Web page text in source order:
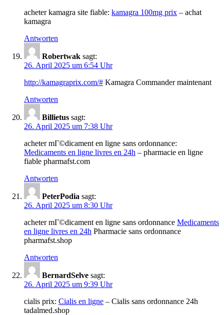
acheter kamagra site fiable: kamagra 100mg prix – achat
kamagra
Antworten
Robertwak sagt:
26. April 2025 um 6:54 Uhr
http://kamagraprix.com/# Kamagra Commander maintenant
Antworten
Billietus sagt:
26. April 2025 um 7:38 Uhr
acheter mГ©dicament en ligne sans ordonnance:
Medicaments en ligne livres en 24h – pharmacie en ligne
fiable pharmafst.com
Antworten
PeterPodia sagt:
26. April 2025 um 8:30 Uhr
acheter mГ©dicament en ligne sans ordonnance Medicaments
en ligne livres en 24h Pharmacie sans ordonnance
pharmafst.shop
Antworten
BernardSelve sagt:
26. April 2025 um 9:39 Uhr
cialis prix: Cialis en ligne – Cialis sans ordonnance 24h
tadalmed.shop